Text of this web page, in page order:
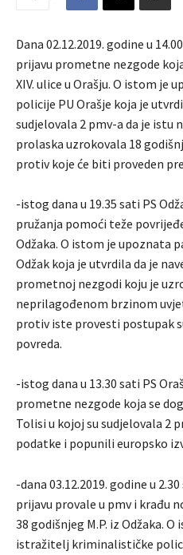
Dana 02.12.2019. godine u
prijavu prometne nezgode
XIV. ulice u Orašju. O istom
policije PU Orašje koja je
sudjelovala 2 pmv-a da je istu
prolaska uzrokovala 18
protiv koje će biti proveden
-istog dana u 19.35 sati PS
pružanja pomoći teže
Odžaka. O istom je upoznata
Odžak koja je utvrdila da je
prometnoj nezgodi koju je
neprilagođenom brzinom
protiv iste provesti postupak
povreda.
-istog dana u 13.30 sati PS
prometne nezgode koja se
Tolisi u kojoj su sudjelovala 2
podatke i popunili europsko
-dana 03.12.2019. godine u
prijavu provale u pmv i krađu
38 godišnjeg M.P. iz Odžaka.
istražitelj kriminalističke